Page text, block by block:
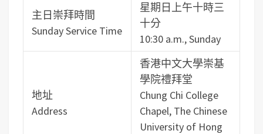
主日崇拜時間
Sunday Service Time
星期日上午十時三
十分
10:30 a.m., Sunday
地址
Address
香港中文大學崇基
學院禮拜堂
Chung Chi College
Chapel, The Chinese
University of Hong